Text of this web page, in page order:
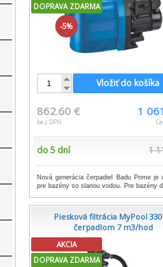
DOPRAVA ZDARMA
-5%
Vložiť do košíka
862.60 €
bez DPH
1
do 5 dní 1
Nová generácia čerpadiel Badu Prime je
pre bazény so slanou vodou. Pre bazény
Piesková filtrácia MyPool
čerpadlom 7 m3/hod
AKCIA
DOPRAVA ZDARMA